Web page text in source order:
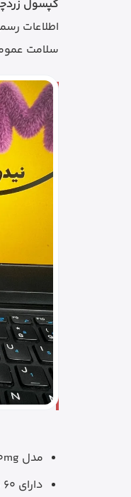
کپسول
سلامت
مدل Turmeric Extra Strength Formula 1000mg
دارای 60 کپسول گیاهی طبق تصویر بسته‌بندی